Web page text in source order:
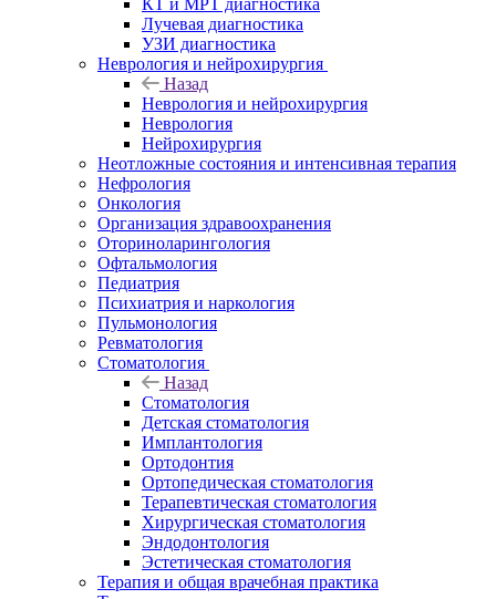
КТ и МРТ диагностика
Лучевая диагностика
УЗИ диагностика
Неврология и нейрохирургия
Назад
Неврология и нейрохирургия
Неврология
Нейрохирургия
Неотложные состояния и интенсивная терапия
Нефрология
Онкология
Организация здравоохранения
Оториноларингология
Офтальмология
Педиатрия
Психиатрия и наркология
Пульмонология
Ревматология
Стоматология
Назад
Стоматология
Детская стоматология
Имплантология
Ортодонтия
Ортопедическая стоматология
Терапевтическая стоматология
Хирургическая стоматология
Эндодонтология
Эстетическая стоматология
Терапия и общая врачебная практика